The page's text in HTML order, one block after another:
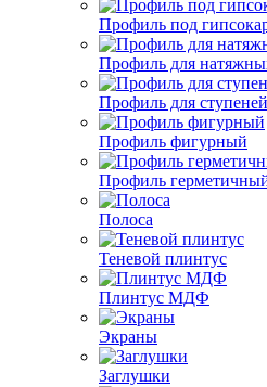
Профиль под
Профиль для
Профиль для ступеней
Профиль фигурный
Профиль
Полоса
Теневой плинтус
Плинтус МДФ
Экраны
Заглушки